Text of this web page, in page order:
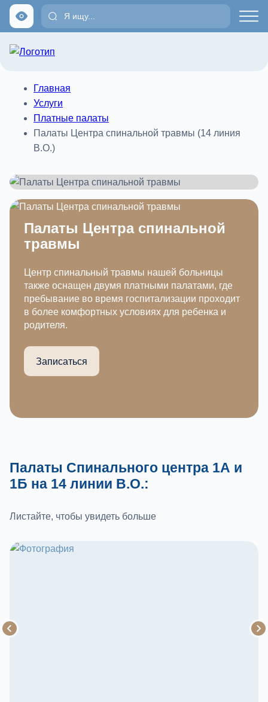
Главная
Услуги
Платные палаты
Палаты Центра спинальной травмы (14 линия
В.О.)
Палаты Центра спинальной
травмы
Центр спинальный травмы нашей больницы
также оснащен двумя платными палатами, где
пребывание во время госпитализации проходит
в более комфортных условиях для ребенка и
родителя.
Записаться
Палаты Спинального центра 1А и
1Б на 14 линии В.О.:
Листайте, чтобы увидеть больше